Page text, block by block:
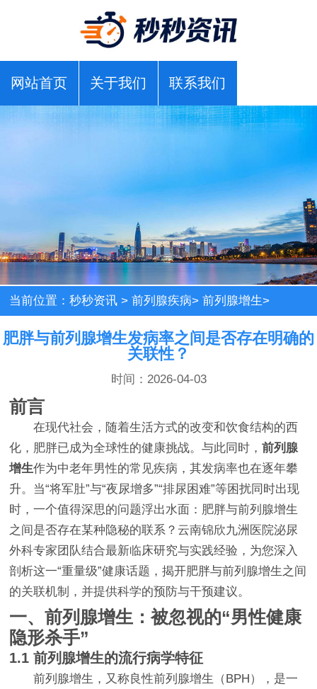
网站首页 关于我们 联系我们
当前位置：秒秒资讯 >前列腺疾病>前列腺增生>
肥胖与前列腺增生发病率之间是否存在明确的
关联性？
时间：2026-04-03
前言
在现代社会，随着生活方式的改变和饮食结构的西
化，肥胖已成为全球性的健康挑战。与此同时，前列腺
增生作为中老年男性的常见疾病，其发病率也在逐年攀
升。当“将军肚”与“夜尿增多”“排尿困难”等困扰同时出现
时，一个值得深思的问题浮出水面：肥胖与前列腺增生
之间是否存在某种隐秘的联系？云南锦欣九洲医院泌尿
外科专家团队结合最新临床研究与实践经验，为您深入
剖析这一“重量级”健康话题，揭开肥胖与前列腺增生之间
的关联机制，并提供科学的预防与干预建议。
一、前列腺增生：被忽视的“男性健康
隐形杀手”
1.1 前列腺增生的流行病学特征
前列腺增生，又称良性前列腺增生（BPH），是一